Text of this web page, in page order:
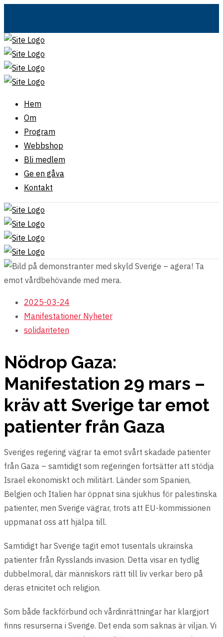
Hem
Om
Program
Webbshop
Bli medlem
Ge en gåva
Kontakt
2025-03-24
Manifestationer Nyheter
solidariteten
Nödrop Gaza:
Manifestation 29 mars –
kräv att Sverige tar emot
patienter från Gaza
Sveriges regering vägrar ta emot svårt skadade patienter
från Gaza – samtidigt som regeringen fortsätter att stödja
Israel ekonomiskt och militärt. Länder som Spanien,
Belgien och Italien har öppnat sina sjukhus för palestinska
patienter, men Sverige vägrar, trots att EU-kommissionen
uppmanat oss att hjälpa till.
Samtidigt har Sverige tagit emot tusentals ukrainska
patienter från Rysslands invasion. Detta visar en tydlig
dubbelmoral, där människors rätt till liv verkar bero på
deras etnicitet och religion.
Som både fackförbund och vårdinrättningar har klargjort
finns resurserna i Sverige. Det enda som saknas är viljan. Vi